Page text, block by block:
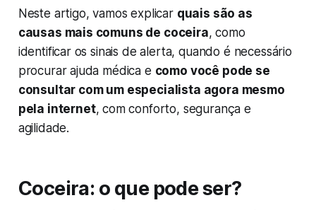
Neste artigo, vamos explicar quais são as
causas mais comuns de coceira, como
identificar os sinais de alerta, quando é necessário
procurar ajuda médica e como você pode se
consultar com um especialista agora mesmo
pela internet, com conforto, segurança e
agilidade.
Coceira: o que pode ser?